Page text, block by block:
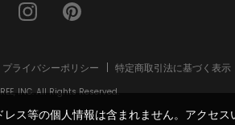
プライバシーポリシー 特定商取引法に基づく表示
INC. All Rights Reserved.
ス等の個人情報は含まれません。アクセ